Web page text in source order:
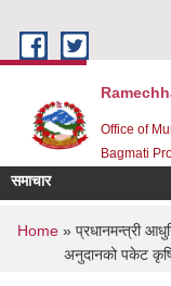
Office of
Bagmati
समाचार
You are
Home» प्रधानमन्त्री
अनुदानको पकेट